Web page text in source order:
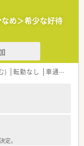
なめ＞希少な好待
) 転勤なし 車通勤可
定。